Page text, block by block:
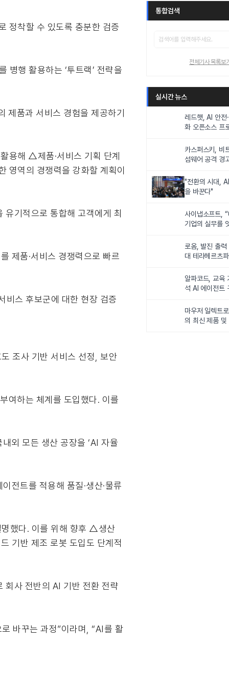
정착할 수 있도록 충분한 검증
병행 활용하는 ‘투트랙’ 전략을
제품과 서비스 경험을 제공하기
용해 △제품·서비스 기획 단계
역의 경쟁력을 강화할 계획이
기적으로 통합해 고객에게 최
제품·서비스 경쟁력으로 빠르
스 후보군에 대한 현장 검증
조사 기반 서비스 선정, 보안
여하는 체계를 도입했다. 이를
외 모든 생산 공장을 ‘AI 자율
전트를 적용해 품질·생산·물류
명했다. 이를 위해 향후 △생산
기반 제조 로봇 도입도 단계적
사 전반의 AI 기반 전환 전략
바꾸는 과정”이라며, “AI를 활
통합검색
전체기사 목록보
실시간 뉴스
레드햇, AI 안전
화 오픈소스 프
카스퍼스키, 비
섬웨어 공격 경
"전환의 시대,
을 바꾼다"
사이냅소프트,
기업의 실무를
로옴, 발진 출
대 테라헤르츠
알파코드, 교육
석 AI 에이전트
마우저 일렉트
의 최신 제품 및